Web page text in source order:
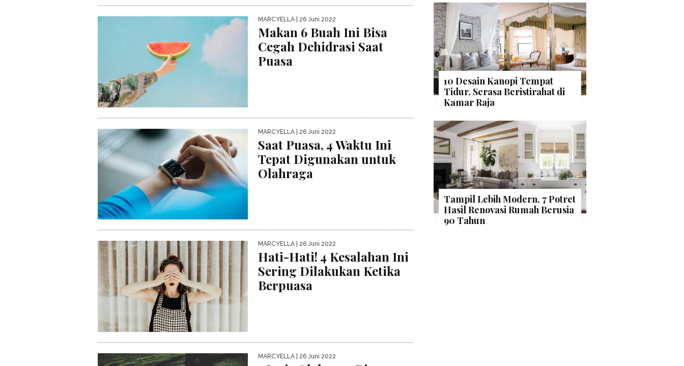
MARCYELLA | 26 Juni 2022
Makan 6 Buah Ini Bisa
Cegah Dehidrasi Saat
Puasa
MARCYELLA | 26 Juni 2022
Saat Puasa, 4 Waktu Ini
Tepat Digunakan untuk
Olahraga
MARCYELLA | 26 Juni 2022
Hati-Hati! 4 Kesalahan Ini
Sering Dilakukan Ketika
Berpuasa
MARCYELLA | 26 Juni 2022
10 Desain Kanopi Tempat
Tidur, Serasa Beristirahat di
Kamar Raja
Tampil Lebih Modern, 7 Potret
Hasil Renovasi Rumah Berusia
90 Tahun